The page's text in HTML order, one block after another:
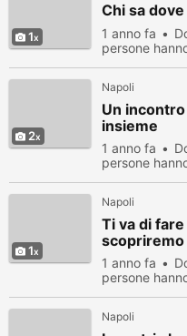
1
Chi sa
1 anno fa
persone
2
Napoli
Un
insieme
1 anno fa
persone
1
Napoli
Ti va di
scopriremo
1 anno fa
persone
Napoli